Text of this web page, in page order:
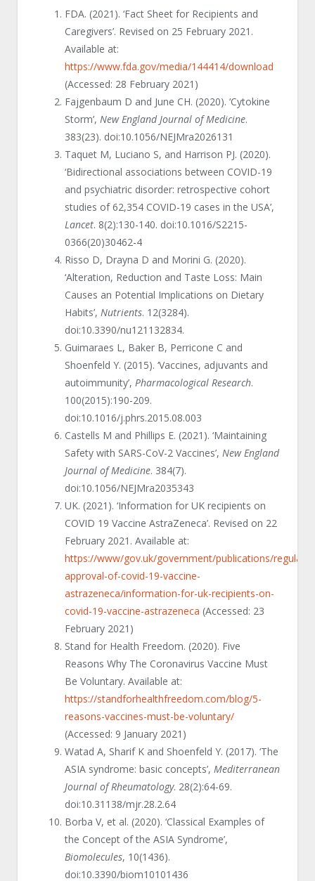
FDA. (2021). ‘Fact Sheet for Recipients and
Caregivers’. Revised on 25 February 2021.
Available at:
https://www.fda.gov/media/144414/download
(Accessed: 28 February 2021)
Fajgenbaum D and June CH. (2020). ‘Cytokine
Storm’, New England Journal of Medicine.
383(23). doi:10.1056/NEJMra2026131
Taquet M, Luciano S, and Harrison PJ. (2020).
‘Bidirectional associations between COVID-19
and psychiatric disorder: retrospective cohort
studies of 62,354 COVID-19 cases in the USA’,
Lancet. 8(2):130-140. doi:10.1016/S2215-
0366(20)30462-4
Risso D, Drayna D and Morini G. (2020).
‘Alteration, Reduction and Taste Loss: Main
Causes an Potential Implications on Dietary
Habits’, Nutrients. 12(3284).
doi:10.3390/nu121132834.
Guimaraes L, Baker B, Perricone C and
Shoenfeld Y. (2015). ‘Vaccines, adjuvants and
autoimmunity’, Pharmacological Research.
100(2015):190-209.
doi:10.1016/j.phrs.2015.08.003
Castells M and Phillips E. (2021). ‘Maintaining
Safety with SARS-CoV-2 Vaccines’, New England
Journal of Medicine. 384(7).
doi:10.1056/NEJMra2035343
UK. (2021). ‘Information for UK recipients on
COVID 19 Vaccine AstraZeneca’. Revised on 22
February 2021. Available at:
https://www/gov.uk/government/publications/
approval-of-covid-19-vaccine-
astrazeneca/information-for-uk-recipients-on-
covid-19-vaccine-astrazeneca (Accessed: 23
February 2021)
Stand for Health Freedom. (2020). Five
Reasons Why The Coronavirus Vaccine Must
Be Voluntary. Available at:
https://standforhealthfreedom.com/blog/5-
reasons-vaccines-must-be-voluntary/
(Accessed: 9 January 2021)
Watad A, Sharif K and Shoenfeld Y. (2017). ‘The
ASIA syndrome: basic concepts’, Mediterranean
Journal of Rheumatology. 28(2):64-69.
doi:10.31138/mjr.28.2.64
Borba V, et al. (2020). ‘Classical Examples of
the Concept of the ASIA Syndrome’,
Biomolecules, 10(1436).
doi:10.3390/biom10101436